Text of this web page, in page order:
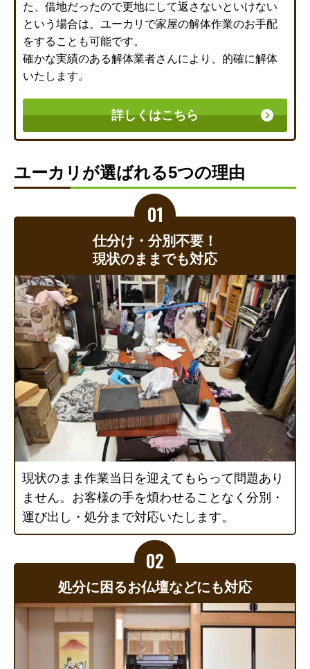
た、借地だったので更地にして返さないといけない
という場合は、ユーカリで家屋の解体作業のお手配
をすることも可能です。
確かな実績のある解体業者さんにより、的確に解体
いたします。
詳しくはこちら
ユーカリが選ばれる5つの理由
仕分け・分別不要！
現状のままでも対応
現状のまま作業当日を迎えてもらって問題あり
ません。お客様の手を煩わせることなく分別・
運び出し・処分まで対応いたします。
処分に困るお仏壇などにも対応